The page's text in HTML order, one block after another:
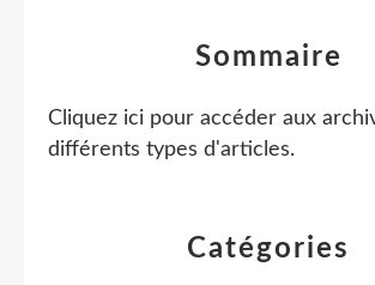
Catégories
Sommaire
Cliquez ici pour accéder aux
différents types d'articles.